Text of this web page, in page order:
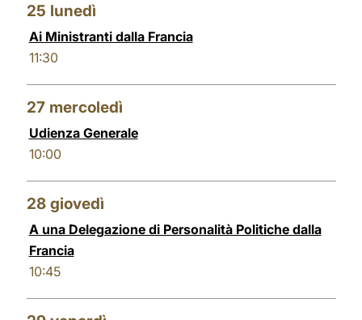
25 lunedì
Ai Ministranti dalla Francia
11:30
27 mercoledì
Udienza Generale
10:00
28 giovedì
A una Delegazione di Personalità Politiche dalla
Francia
10:45